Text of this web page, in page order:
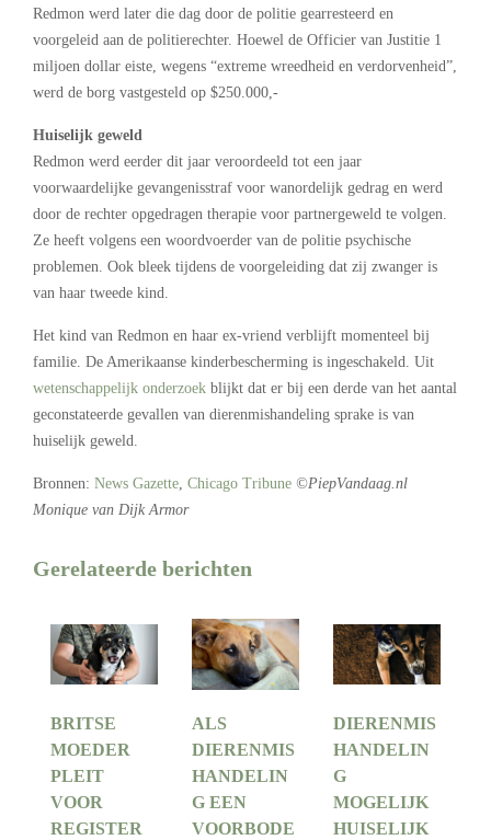
Redmon werd later die dag door de politie gearresteerd en
voorgeleid aan de politierechter. Hoewel de Officier van Justitie 1
miljoen dollar eiste, wegens “extreme wreedheid en verdorvenheid”,
werd de borg vastgesteld op $250.000,-
Huiselijk geweld
Redmon werd eerder dit jaar veroordeeld tot een jaar
voorwaardelijke gevangenisstraf voor wanordelijk gedrag en werd
door de rechter opgedragen therapie voor partnergeweld te volgen.
Ze heeft volgens een woordvoerder van de politie psychische
problemen. Ook bleek tijdens de voorgeleiding dat zij zwanger is
van haar tweede kind.
Het kind van Redmon en haar ex-vriend verblijft momenteel bij
familie. De Amerikaanse kinderbescherming is ingeschakeld. Uit
wetenschappelijk onderzoek blijkt dat er bij een derde van het aantal
geconstateerde gevallen van dierenmishandeling sprake is van
huiselijk geweld.
Bronnen: News Gazette Chicago Tribune ©PiepVandaag.nl
Monique van Dijk Armor
Gerelateerde berichten
BRITSE
MOEDER
PLEIT
VOOR
REGISTER
ALS
DIERENMIS
HANDELIN
G EEN
VOORBODE
DIERENMIS
HANDELIN
G
MOGELIJK
HUISELIJK